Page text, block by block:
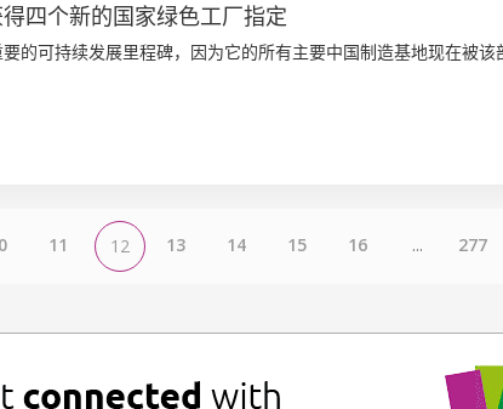
四个新的国家绿色工厂指定
的可持续发展里程碑，因为它的所有主要中国制造基地现在被该
11 12 13 14 15 16 ... 277